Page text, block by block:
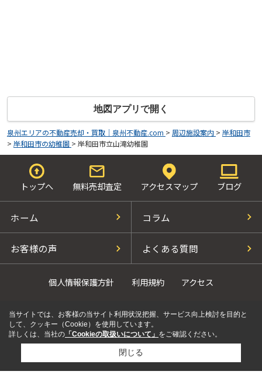
地図アプリで開く
泉州エリアの不動産売却・買取｜泉州不動産.com > 周辺施設案内 > 岸和田市
> 岸和田市の幼稚園 > 岸和田市立山滝幼稚園
トップへ 無料売却査定 アクセスマップ ブログ
ホーム コラム
お客様の声 よくある質問
個人情報保護方針 利用規約 アクセス
当サイトでは、お客様の当サイト利用状況把握、サービス向上検討を目的と
して、クッキー（Cookie）を使用しています。
詳しくは、当社の 「Cookieの取扱いについて」 をご確認ください。
閉じる